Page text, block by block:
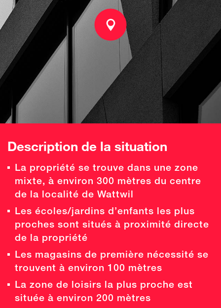
Description de la situation
La propriété se trouve dans une zone
mixte, à environ 300 mètres du centre
de la localité de Wattwil
Les écoles/jardins d’enfants les plus
proches sont situés à proximité directe
de la propriété
Les magasins de première nécessité se
trouvent à environ 100 mètres
La zone de loisirs la plus proche est
située à environ 200 mètres